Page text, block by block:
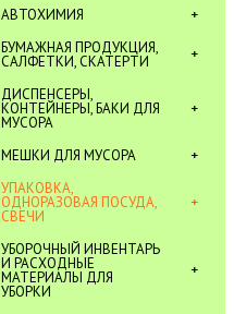
АВТОХИМИЯ
БУМАЖНАЯ ПРОДУКЦИЯ,
САЛФЕТКИ, СКАТЕРТИ
ДИСПЕНСЕРЫ,
КОНТЕЙНЕРЫ, БАКИ ДЛЯ
МУСОРА
МЕШКИ ДЛЯ МУСОРА
УПАКОВКА,
ОДНОРАЗОВАЯ ПОСУДА,
СВЕЧИ
УБОРОЧНЫЙ ИНВЕНТАРЬ
И РАСХОДНЫЕ
МАТЕРИАЛЫ ДЛЯ
УБОРКИ